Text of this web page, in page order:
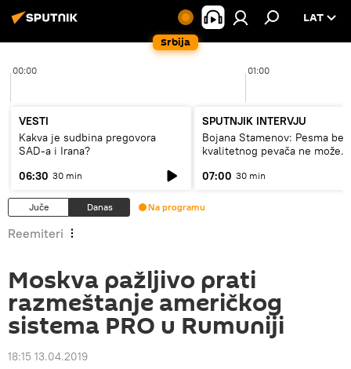
Srbija
LAT
00:00 01:00
VESTI
Kakva je sudbina pregovora
SAD-a i Irana?
06:30 30 min
SPUTNJIK INTERVJU
Bojana Stamenov: Pesma bez
kvalitetnog pevača ne može
07:00 30 min
Juče Danas Na programu
Reemiteri
Moskva pažljivo prati
razmeštanje američkog
sistema PRO u Rumuniji
18:15 13.04.2019